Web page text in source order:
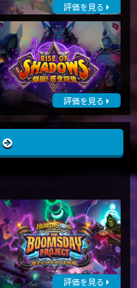
評価を見る
評価を見る
評価を見る